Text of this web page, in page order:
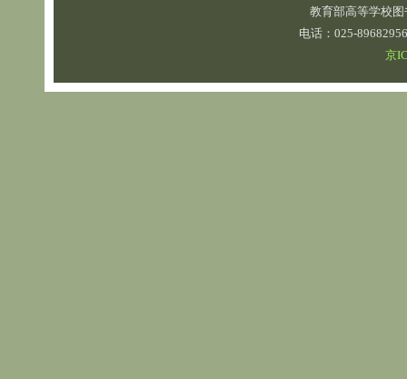
教育部高等学校
电话：025-
京